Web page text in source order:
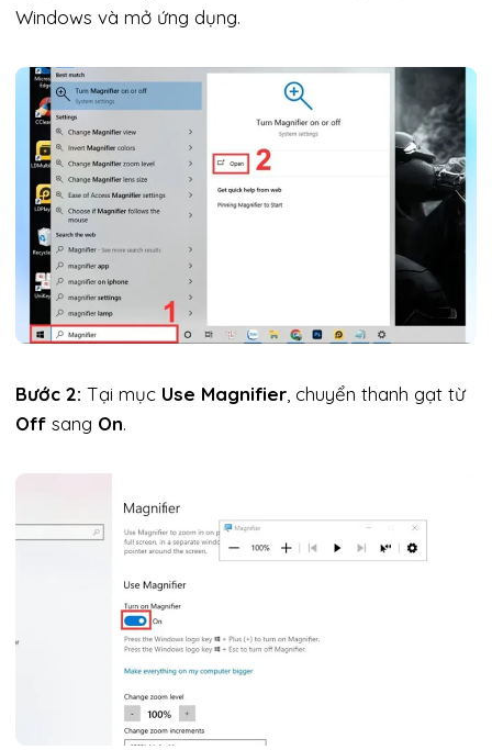
Windows và mở ứng dụng.
Bước 2: Tại mục Use Magnifier , chuyển thanh gạt từ
Off sang On.